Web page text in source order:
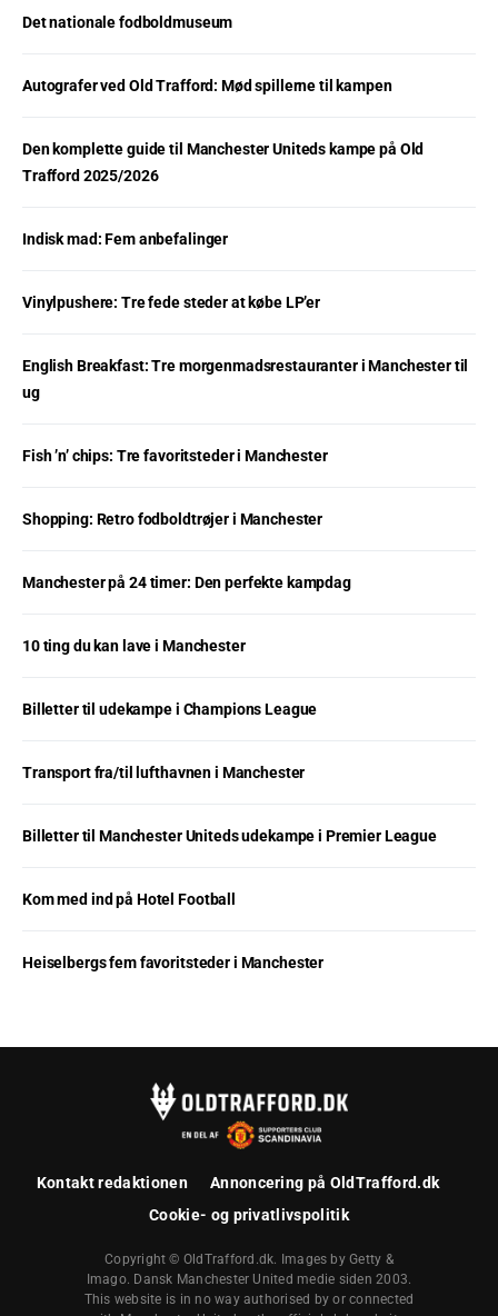
Det nationale fodboldmuseum
Autografer ved Old Trafford: Mød spillerne til kampen
Den komplette guide til Manchester Uniteds kampe på Old
Trafford 2025/2026
Indisk mad: Fem anbefalinger
Vinylpushere: Tre fede steder at købe LP’er
English Breakfast: Tre morgenmadsrestauranter i Manchester til
ug
Fish ’n’ chips: Tre favoritsteder i Manchester
Shopping: Retro fodboldtrøjer i Manchester
Manchester på 24 timer: Den perfekte kampdag
10 ting du kan lave i Manchester
Billetter til udekampe i Champions League
Transport fra/til lufthavnen i Manchester
Billetter til Manchester Uniteds udekampe i Premier League
Kom med ind på Hotel Football
Heiselbergs fem favoritsteder i Manchester
Kontakt redaktionen
Annoncering på OldTrafford.dk
Cookie- og privatlivspolitik
Copyright © OldTrafford.dk. Images by Getty &
Imago. Dansk Manchester United medie siden 2003.
This website is in no way authorised by or connected